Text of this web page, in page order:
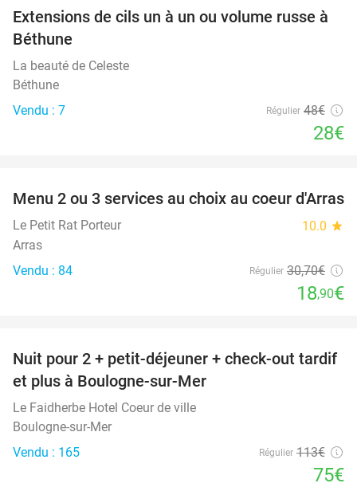
42%
Extensions de cils un à un ou volume russe à
Béthune
La beauté de Celeste
Béthune
Vendu : 7
Régulier 48€
28€
38%
Menu 2 ou 3 services au choix au coeur d'Arras
Le Petit Rat Porteur 10.0 star
Arras
Vendu : 84
Régulier 30,70€
18,90€
34%
Nuit pour 2 + petit-déjeuner + check-out tardif
et plus à Boulogne-sur-Mer
Le Faidherbe Hotel Coeur de ville
Boulogne-sur-Mer
Vendu : 165
Régulier 113€
75€